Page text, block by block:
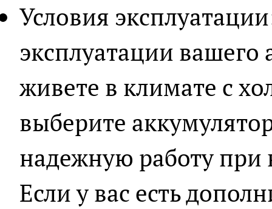
Условия
эксплуатации
живете в климате с
выберите
надежную работу при
Если у вас есть